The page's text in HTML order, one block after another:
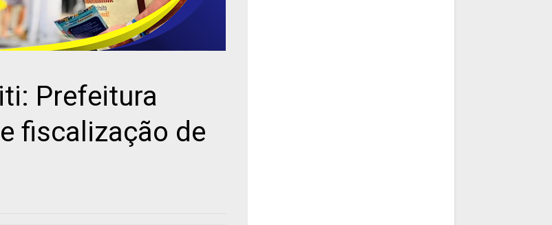
Prefeitura
fiscalização de